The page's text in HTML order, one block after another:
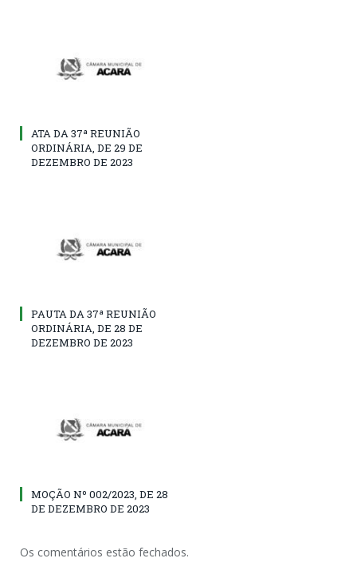
ATA DA 37ª REUNIÃO
ORDINÁRIA, DE 29 DE
DEZEMBRO DE 2023
PAUTA DA 37ª REUNIÃO
ORDINÁRIA, DE 28 DE
DEZEMBRO DE 2023
MOÇÃO Nº 002/2023, DE 28
DE DEZEMBRO DE 2023
Os comentários estão fechados.